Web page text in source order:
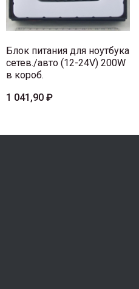
Блок питания для ноутбука
сетев./авто (12-24V) 200W
в короб.
1 041,90 ₽